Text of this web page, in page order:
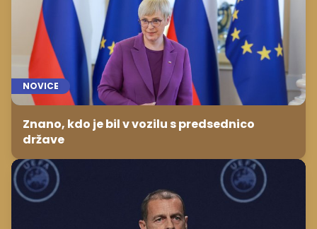
NOVICE
Znano, kdo je bil v vozilu s predsednico
države